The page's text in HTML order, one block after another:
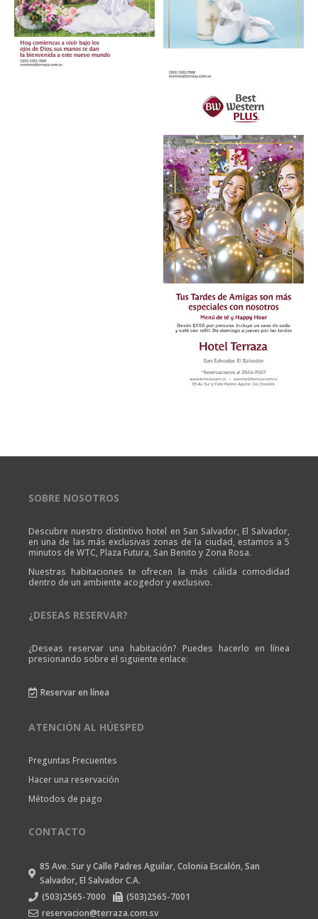
SOBRE NOSOTROS
Descubre nuestro distintivo hotel en San Salvador, El Salvador,
en una de las más exclusivas zonas de la ciudad, estamos a 5
minutos de WTC, Plaza Futura, San Benito y Zona Rosa.
Nuestras habitaciones te ofrecen la más cálida comodidad
dentro de un ambiente acogedor y exclusivo.
¿DESEAS RESERVAR?
¿Deseas reservar una habitación? Puedes hacerlo en línea
presionando sobre el siguiente enlace:
 Reservar en línea
ATENCIÓN AL HÚESPED
Preguntas Frecuentes
Hacer una reservación
Métodos de pago
CONTACTO

85 Ave. Sur y Calle Padres Aguilar, Colonia Escalón, San
Salvador, El Salvador C.A.
 (503)2565-7000  (503)2565-7001
 reservacion@terraza.com.sv